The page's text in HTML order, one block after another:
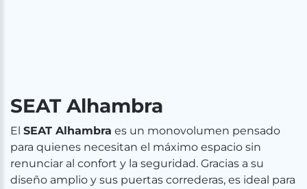
SEAT Alhambra
El SEAT Alhambra es un monovolumen pensado
para quienes necesitan el máximo espacio sin
renunciar al confort y la seguridad. Gracias a su
diseño amplio y sus puertas correderas, es ideal para